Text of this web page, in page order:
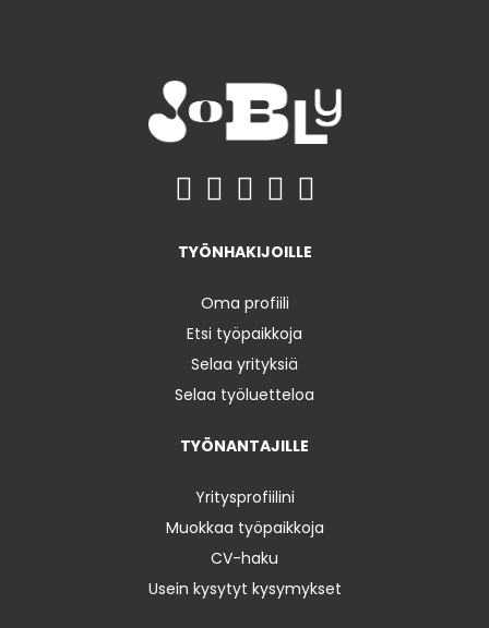
TYÖNHAKIJOILLE
Oma profiili
Etsi työpaikkoja
Selaa yrityksiä
Selaa työluetteloa
TYÖNANTAJILLE
Yritysprofiilini
Muokkaa työpaikkoja
CV-haku
Usein kysytyt kysymykset